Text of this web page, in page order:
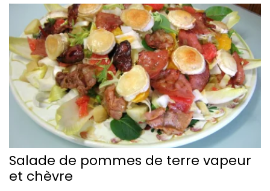
Salade de pommes de terre vapeur
et chèvre